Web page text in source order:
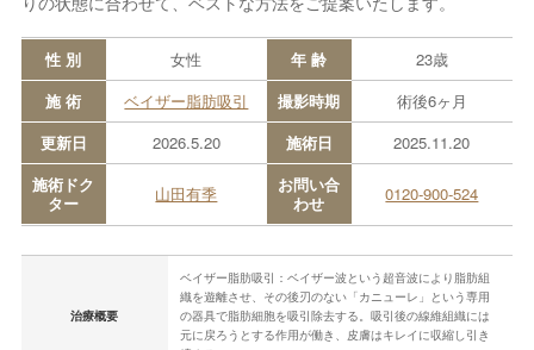
性 別 女性 年 齢
23歳
施 術
ベイザー脂肪吸引 撮影時期
術後6ヶ月
更新日
2026.5.20 施術日
2025.11.20
施術ドク
ター
山田有季
お問い合
わせ
0120-900-524
治療概要
ベイザー脂肪吸引：ベイザー波という超音波により脂肪組
織を遊離させ、その後刃のない「カニューレ」という専用
の器具で脂肪細胞を吸引除去する。吸引後の線維組織には
元に戻ろうとする作用が働き、皮膚はキレイに収縮し引き